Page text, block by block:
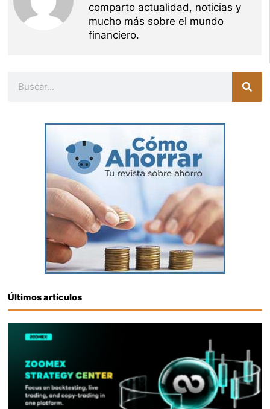
comparto actualidad, noticias y
mucho más sobre el mundo
financiero.
Últimos artículos